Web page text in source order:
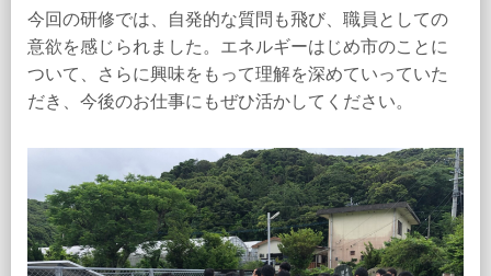
今回の研修では、自発的な質問も飛び、職員としての
意欲を感じられました。エネルギーはじめ市のことに
ついて、さらに興味をもって理解を深めていっていた
だき、今後のお仕事にもぜひ活かしてください。